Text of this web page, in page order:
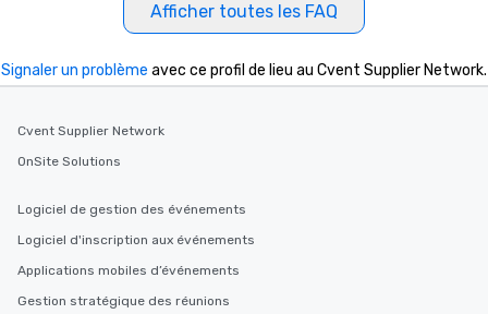
Afficher toutes les FAQ
Signaler un problème avec ce profil de lieu au Cvent Supplier Network.
Cvent Supplier Network
OnSite Solutions
Logiciel de gestion des événements
Logiciel d'inscription aux événements
Applications mobiles d’événements
Gestion stratégique des réunions